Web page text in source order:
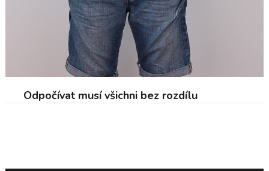
Odpočívat musí všichni bez rozdílu